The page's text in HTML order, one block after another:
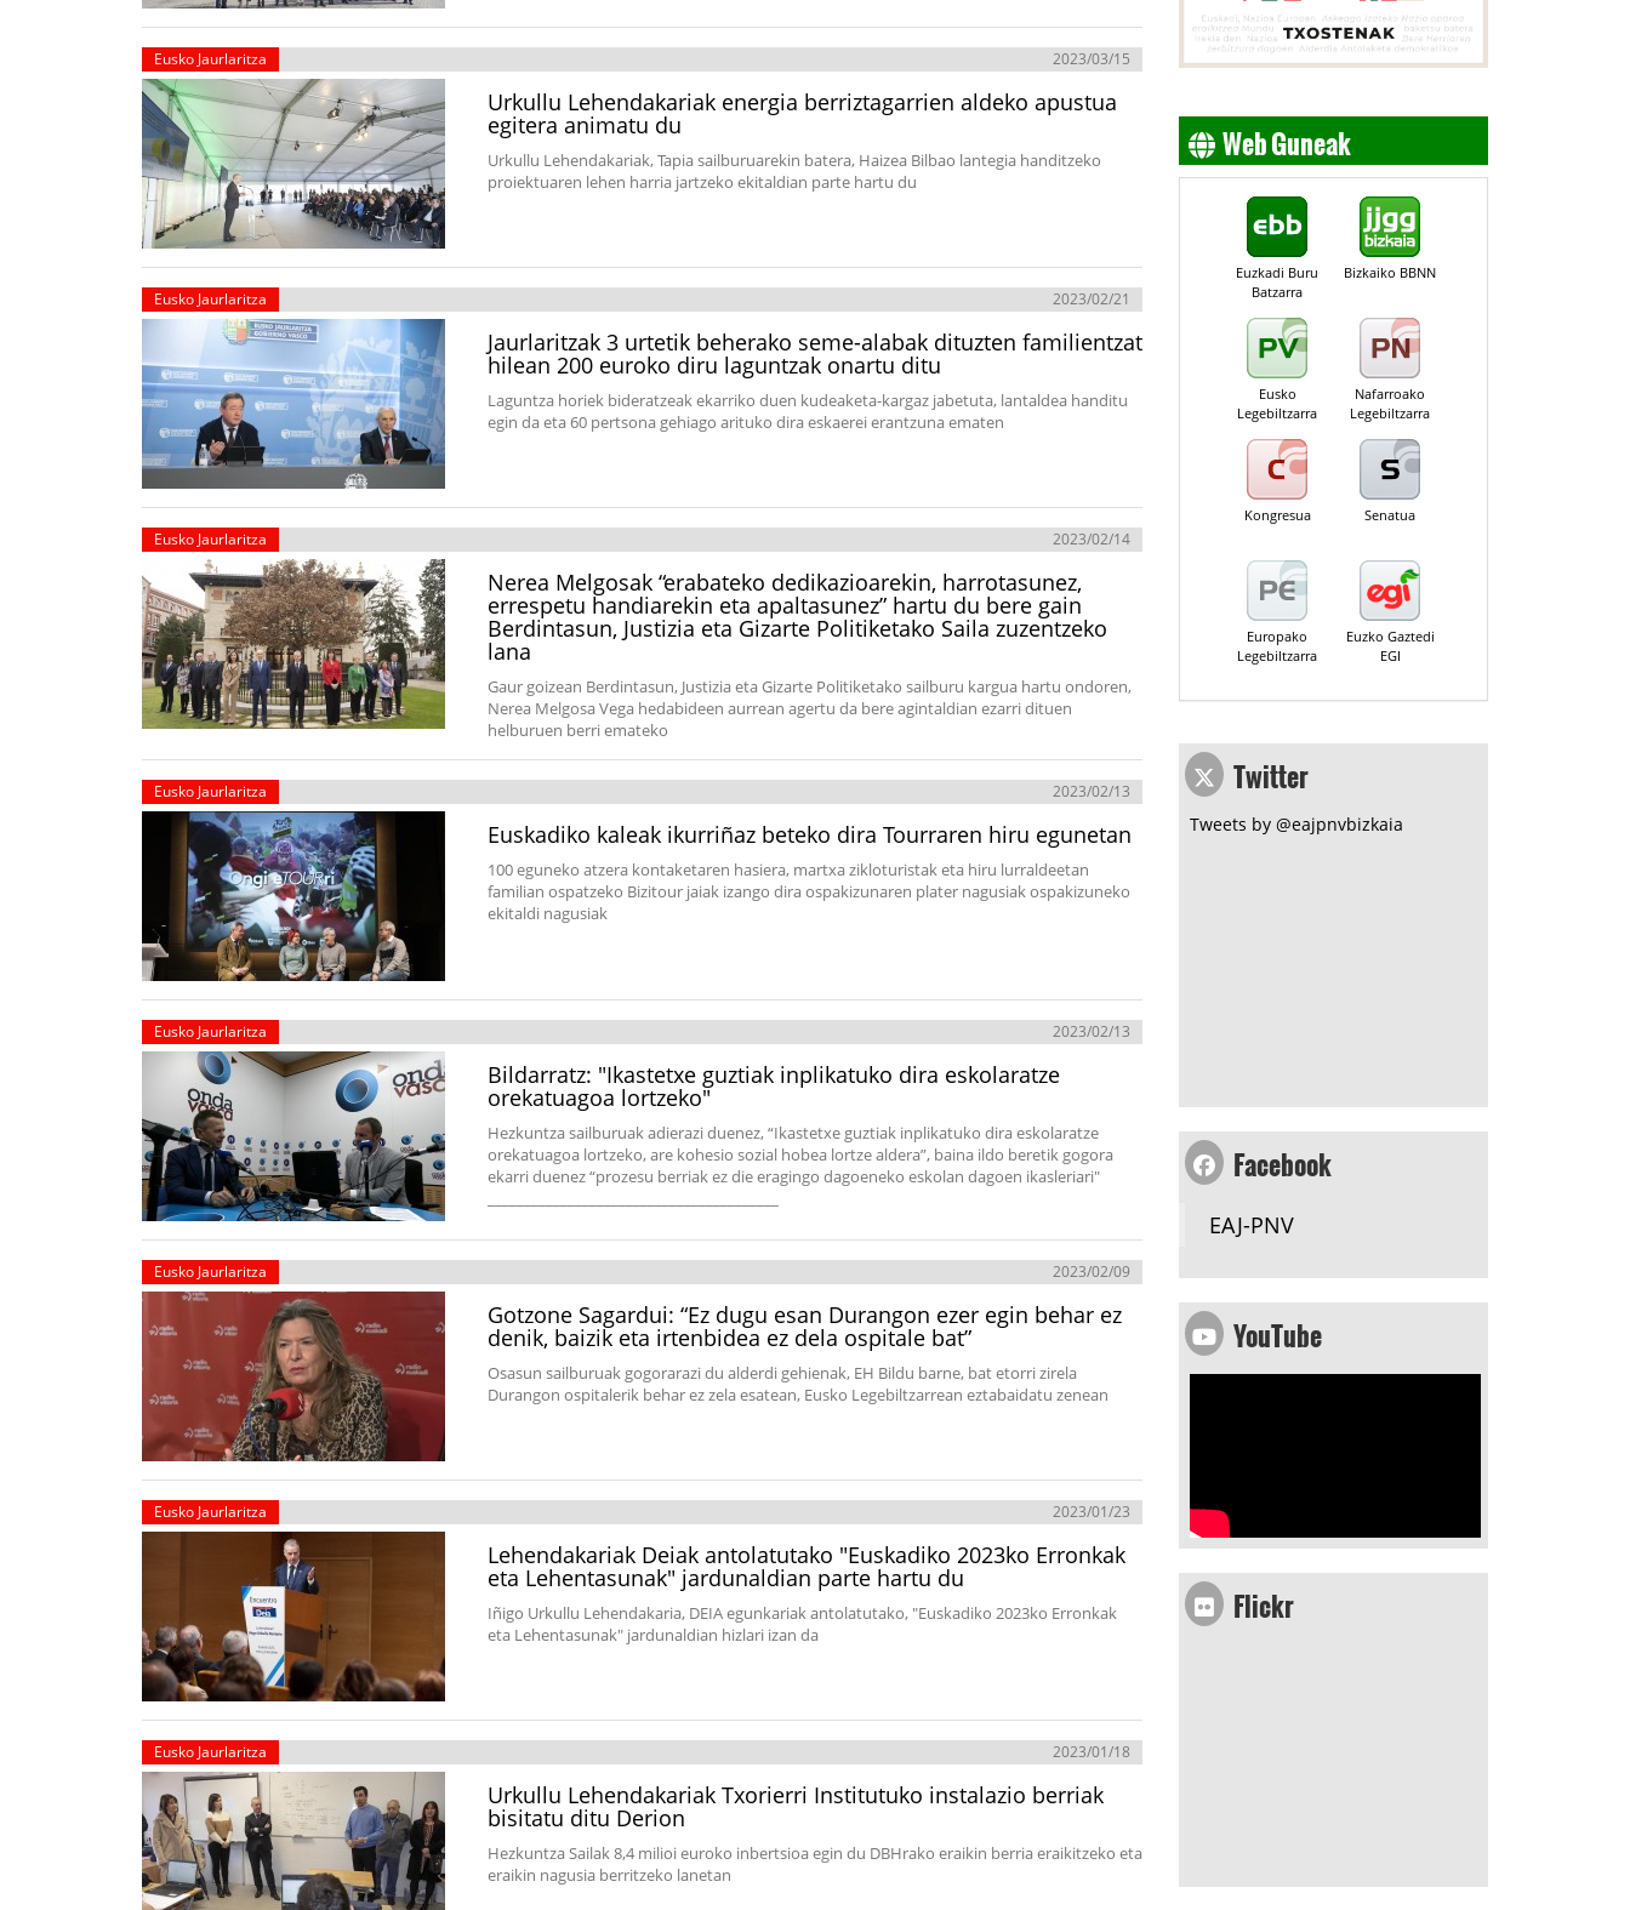
Eusko Jaurlaritza 2023/03/15
Urkullu Lehendakariak energia berriztagarrien aldeko apustua
egitera animatu du
Urkullu Lehendakariak, Tapia sailburuarekin batera, Haizea Bilbao lantegia handitzeko
proiektuaren lehen harria jartzeko ekitaldian parte hartu du
Eusko Jaurlaritza 2023/02/21
Jaurlaritzak 3 urtetik beherako seme-alabak dituzten familientzat
hilean 200 euroko diru laguntzak onartu ditu
Laguntza horiek bideratzeak ekarriko duen kudeaketa-kargaz jabetuta, lantaldea handitu
egin da eta 60 pertsona gehiago arituko dira eskaerei erantzuna ematen
Eusko Jaurlaritza 2023/02/14
Nerea Melgosak “erabateko dedikazioarekin, harrotasunez,
errespetu handiarekin eta apaltasunez” hartu du bere gain
Berdintasun, Justizia eta Gizarte Politiketako Saila zuzentzeko
lana
Gaur goizean Berdintasun, Justizia eta Gizarte Politiketako sailburu kargua hartu ondoren,
Nerea Melgosa Vega hedabideen aurrean agertu da bere agintaldian ezarri dituen
helburuen berri emateko
Eusko Jaurlaritza 2023/02/13
Euskadiko kaleak ikurriñaz beteko dira Tourraren hiru egunetan
100 eguneko atzera kontaketaren hasiera, martxa zikloturistak eta hiru lurraldeetan
familian ospatzeko Bizitour jaiak izango dira ospakizunaren plater nagusiak ospakizuneko
ekitaldi nagusiak
Eusko Jaurlaritza 2023/02/13
Bildarratz: "Ikastetxe guztiak inplikatuko dira eskolaratze
orekatuagoa lortzeko"
Hezkuntza sailburuak adierazi duenez, “Ikastetxe guztiak inplikatuko dira eskolaratze
orekatuagoa lortzeko, are kohesio sozial hobea lortze aldera”, baina ildo beretik gogora
ekarri duenez “prozesu berriak ez die eragingo dagoeneko eskolan dagoen ikasleriari"
Eusko Jaurlaritza 2023/02/09
Gotzone Sagardui: “Ez dugu esan Durangon ezer egin behar ez
denik, baizik eta irtenbidea ez dela ospitale bat”
Osasun sailburuak gogorarazi du alderdi gehienak, EH Bildu barne, bat etorri zirela
Durangon ospitalerik behar ez zela esatean, Eusko Legebiltzarrean eztabaidatu zenean
Eusko Jaurlaritza 2023/01/23
Lehendakariak Deiak antolatutako "Euskadiko 2023ko Erronkak
eta Lehentasunak" jardunaldian parte hartu du
Iñigo Urkullu Lehendakaria, DEIA egunkariak antolatutako, "Euskadiko 2023ko Erronkak
eta Lehentasunak" jardunaldian hizlari izan da
Eusko Jaurlaritza 2023/01/18
Urkullu Lehendakariak Txorierri Institutuko instalazio berriak
bisitatu ditu Derion
Hezkuntza Sailak 8,4 milioi euroko inbertsioa egin du DBHrako eraikin berria eraikitzeko eta
eraikin nagusia berritzeko lanetan
Web Guneak
Euzkadi Buru
Batzarra
Bizkaiko BBNN
Eusko
Legebiltzarra
Nafarroako
Legebiltzarra
Kongresua Senatua
Europako
Legebiltzarra
Euzko Gaztedi
EGI
Twitter
Tweets by @eajpnvbizkaia
Facebook
EAJ-PNV
YouTube
Flickr